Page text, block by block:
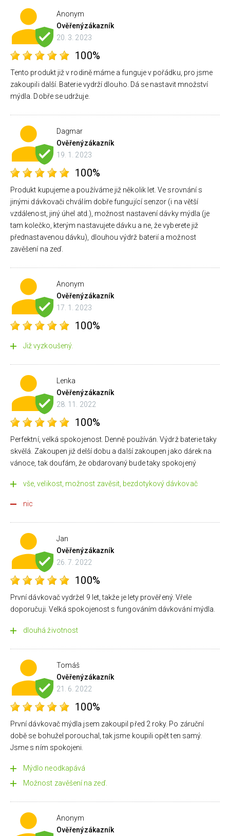
Anonym
Ověřenýzákazník
20. 3. 2023
100%
Tento produkt již v rodině máme a funguje v pořádku, pro jsme
zakoupili další. Baterie vydrží dlouho. Dá se nastavit množství
mýdla. Dobře se udržuje.
Dagmar
Ověřenýzákazník
19. 1. 2023
100%
Produkt kupujeme a používáme již několik let. Ve srovnání s
jinými dávkovači chválím dobře fungující senzor (i na větší
vzdálenost, jiný úhel atd.), možnost nastavení dávky mýdla (je
tam kolečko, kterým nastavujete dávku a ne, že vyberete již
přednastavenou dávku), dlouhou výdrž baterií a možnost
zavěšení na zeď.
Anonym
Ověřenýzákazník
17. 1. 2023
100%
Již vyzkoušený.
Lenka
Ověřenýzákazník
28. 11. 2022
100%
Perfektní, velká spokojenost. Denně používán. Výdrž baterie taky
skvělá. Zakoupen již delší dobu a další zakoupen jako dárek na
vánoce, tak doufám, že obdarovaný bude taky spokojený
vše, velikost, možnost zavěsit, bezdotykový dávkovač
nic
Jan
Ověřenýzákazník
26. 7. 2022
100%
První dávkovač vydržel 9 let, takže je lety prověřený. Vřele
doporučuji. Velká spokojenost s fungováním dávkování mýdla.
dlouhá životnost
Tomáš
Ověřenýzákazník
21. 6. 2022
100%
První dávkovač mýdla jsem zakoupil před 2 roky. Po záruční
době se bohužel porouchal, tak jsme koupili opět ten samý.
Jsme s ním spokojeni.
Mýdlo neodkapává
Možnost zavěšení na zeď.
Anonym
Ověřenýzákazník